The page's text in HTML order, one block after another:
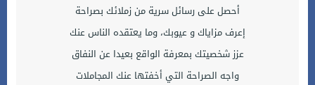
أحصل على رسائل سرية من زملائك بصراحة
إعرف مزاياك و عيوبك، وما يعتقده الناس عنك
عزز شخصيتك بمعرفة الواقع بعيدا عن النفاق
واجه الصراحة التي أخفتها عنك المجاملات